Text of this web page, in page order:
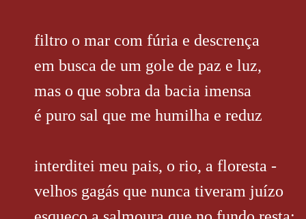
filtro o mar com fúria e descrença
em busca de um gole de paz e luz,
mas o que sobra da bacia imensa
é puro sal que me humilha e reduz
interditei meu pais, o rio, a floresta -
velhos gagás que nunca tiveram juízo